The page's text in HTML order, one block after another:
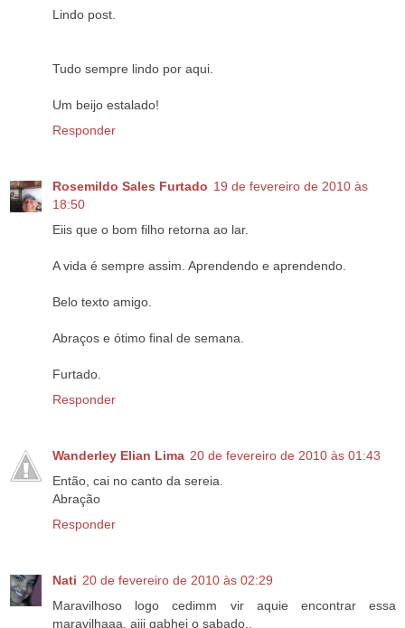
Lindo post.
Tudo sempre lindo por aqui.
Um beijo estalado!
Responder
Rosemildo Sales Furtado 19 de fevereiro de 2010 às
18:50
Eiis que o bom filho retorna ao lar.
A vida é sempre assim. Aprendendo e aprendendo.
Belo texto amigo.
Abraços e ótimo final de semana.
Furtado.
Responder
Wanderley Elian Lima 20 de fevereiro de 2010 às 01:43
Então, cai no canto da sereia.
Abração
Responder
Nati 20 de fevereiro de 2010 às 02:29
Maravilhoso logo cedimm vir aquie encontrar essa
maravilhaaa, aiii gabhei o sabado..